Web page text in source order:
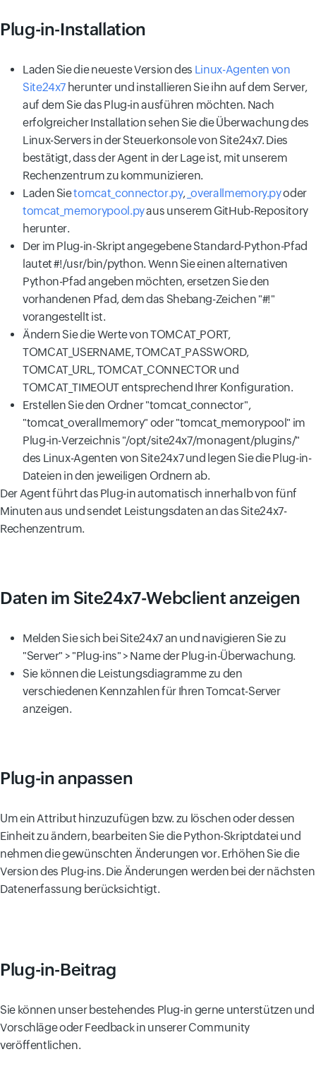
Plug-in-Installation
Laden Sie die neueste Version des Linux-Agenten von
Site24x7 herunter und installieren Sie ihn auf dem Server,
auf dem Sie das Plug-in ausführen möchten. Nach
erfolgreicher Installation sehen Sie die Überwachung des
Linux-Servers in der Steuerkonsole von Site24x7. Dies
bestätigt, dass der Agent in der Lage ist, mit unserem
Rechenzentrum zu kommunizieren.
Laden Sietomcat_connector.py, _overallmemory.pyoder
tomcat_memorypool.pyaus unserem GitHub-Repository
herunter.
Der im Plug-in-Skript angegebene Standard-Python-Pfad
lautet #!/usr/bin/python. Wenn Sie einen alternativen
Python-Pfad angeben möchten, ersetzen Sie den
vorhandenen Pfad, dem das Shebang-Zeichen "#!"
vorangestellt ist.
Ändern Sie die Werte von TOMCAT_PORT,
TOMCAT_USERNAME, TOMCAT_PASSWORD,
TOMCAT_URL, TOMCAT_CONNECTOR und
TOMCAT_TIMEOUT entsprechend Ihrer Konfiguration.
Erstellen Sie den Ordner "tomcat_connector",
"tomcat_overallmemory" oder "tomcat_memorypool" im
Plug-in-Verzeichnis "/opt/site24x7/monagent/plugins/"
des Linux-Agenten von Site24x7 und legen Sie die Plug-in-
Dateien in den jeweiligen Ordnern ab.
Der Agent führt das Plug-in automatisch innerhalb von fünf
Minuten aus und sendet Leistungsdaten an das Site24x7-
Rechenzentrum.
Daten im Site24x7-Webclient anzeigen
Melden Sie sich bei Site24x7 an und navigieren Sie zu
"Server" > "Plug-ins" > Name der Plug-in-Überwachung.
Sie können die Leistungsdiagramme zu den
verschiedenen Kennzahlen für Ihren Tomcat-Server
anzeigen.
Plug-in anpassen
Um ein Attribut hinzuzufügen bzw. zu löschen oder dessen
Einheit zu ändern, bearbeiten Sie die Python-Skriptdatei und
nehmen die gewünschten Änderungen vor. Erhöhen Sie die
Version des Plug-ins. Die Änderungen werden bei der nächsten
Datenerfassung berücksichtigt.
Plug-in-Beitrag
Sie können unser bestehendes Plug-in gerne unterstützen und
Vorschläge oder Feedback in unserer Community
veröffentlichen.